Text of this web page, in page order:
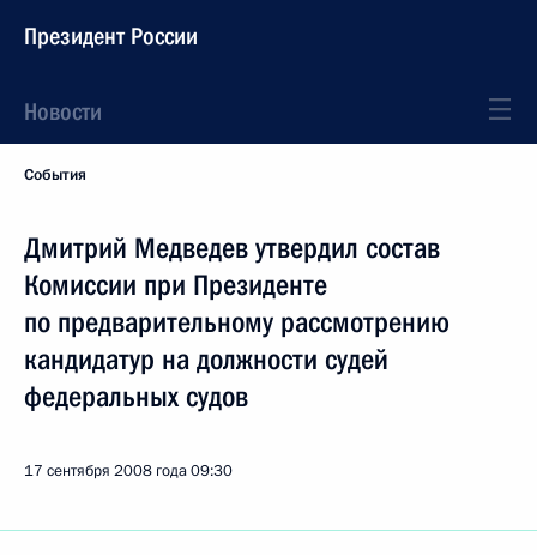
Президент России
Новости
События
Дмитрий Медведев утвердил состав
Комиссии при Президенте
по предварительному рассмотрению
кандидатур на должности судей
федеральных судов
17 сентября 2008 года09:30